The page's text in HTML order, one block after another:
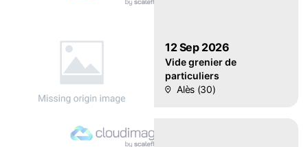
12 Sep 2026
Vide grenier de
particuliers
Alès (30)